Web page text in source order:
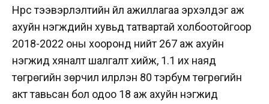
Нүүрс тээвэрлэлтийн үйл ажиллагаа эрхэлдэг аж
ахуйн нэгжүүдийн хувьд татвартай холбоотойгоор
2018-2022 оны хооронд нийт 267 аж ахуйн
нэгжид хяналт шалгалт хийж, 1.1 их наяд
төгрөгийн зөрчил илрүүлэн 80 тэрбум төгрөгийн
акт тавьсан бол одоо 18 аж ахуйн нэгжид